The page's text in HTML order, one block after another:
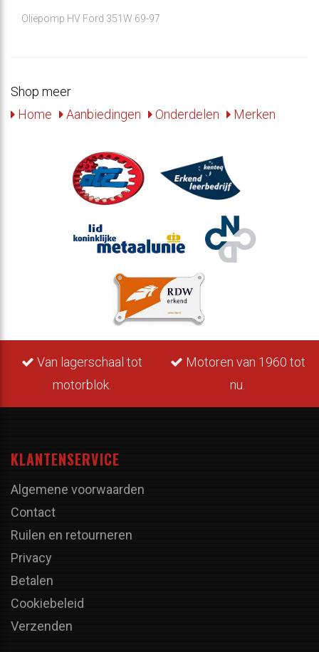
Oliepomp HV Ford 351W 69-97
Shop meer
Home
Aanbiedingen Onderdelen Merken
Van lagerschaal tot
motorblok.
Motoren van 1960 tot
nu.
KLANTENSERVICE
Algemene voorwaarden
Contact
Ruilen en retourneren
Privacy
Betalen
Cookiebeleid
Verzenden